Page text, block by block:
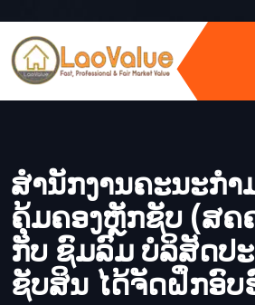
ສໍານັກງານຄະນະກໍາ
ຄຸ້ມຄອງຫຼັກຊັບ (ສຄ
ກັບ ຊົມລົມ ບໍລິສັດປ
ຊັບສິນ ໄດ້ຈັດຝຶກອົບ